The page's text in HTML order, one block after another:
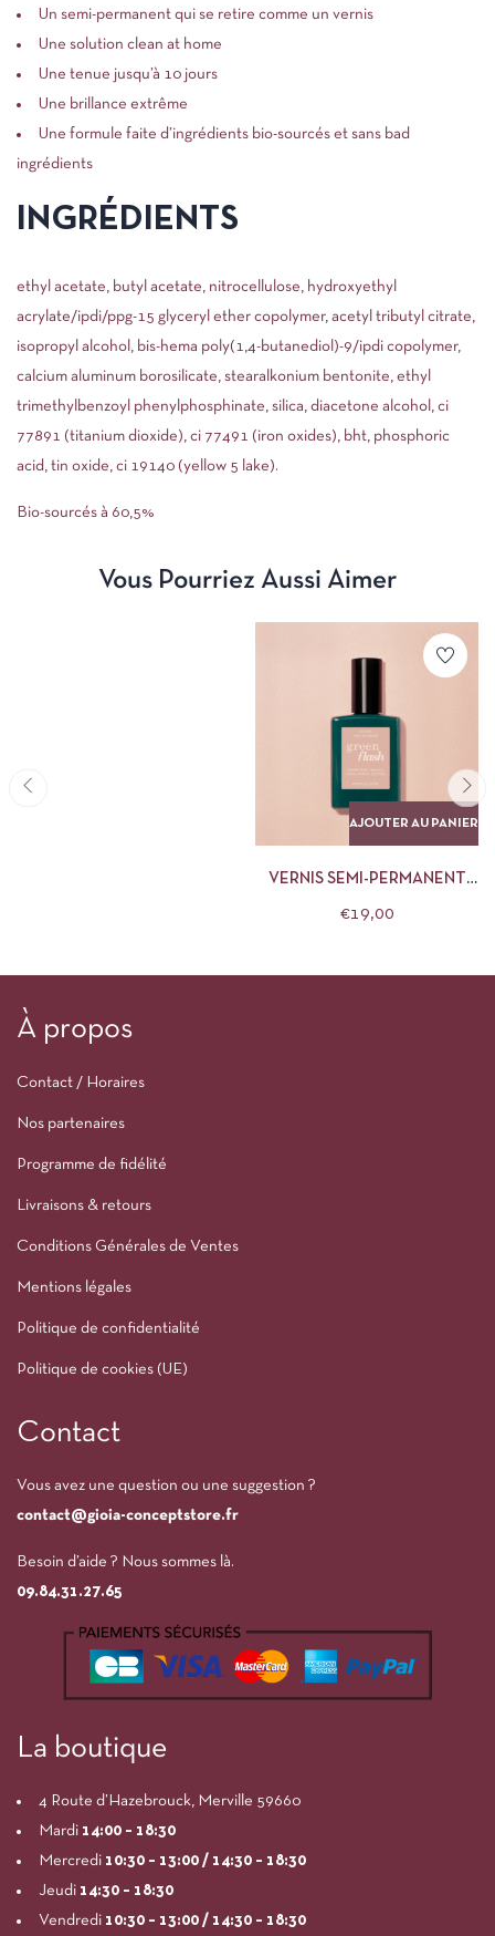
Un semi-permanent qui se retire comme un vernis
Une solution clean at home
Une tenue jusqu’à 10 jours
Une brillance extrême
Une formule faite d’ingrédients bio-sourcés et sans bad
ingrédients
INGRÉDIENTS
ethyl acetate, butyl acetate, nitrocellulose, hydroxyethyl
acrylate/ipdi/ppg-15 glyceryl ether copolymer, acetyl tributyl citrate,
isopropyl alcohol, bis-hema poly(1,4-butanediol)-9/ipdi copolymer,
calcium aluminum borosilicate, stearalkonium bentonite, ethyl
trimethylbenzoyl phenylphosphinate, silica, diacetone alcohol, ci
77891 (titanium dioxide), ci 77491 (iron oxides), bht, phosphoric
acid, tin oxide, ci 19140 (yellow 5 lake).
Bio-sourcés à 60,5%
Vous Pourriez Aussi Aimer
AJOUTER AU PANIER
VERNIS SEMI-PERMANENT
BEIGE
€19,00
À propos
Contact / Horaires
Nos partenaires
Programme de fidélité
Livraisons & retours
Conditions Générales de Ventes
Mentions légales
Politique de confidentialité
Politique de cookies (UE)
Contact
Vous avez une question ou une suggestion ?
contact@gioia-conceptstore.fr
Besoin d’aide ? Nous sommes là.
09.84.31.27.65
La boutique
4 Route d’Hazebrouck, Merville 59660
Mardi 14:00 – 18:30
Mercredi 10:30 – 13:00 / 14:30 – 18:30
Jeudi 14:30 – 18:30
Vendredi 10:30 – 13:00 / 14:30 – 18:30